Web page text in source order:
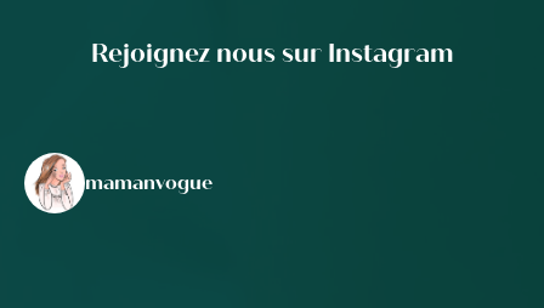
Rejoignez nous sur Instagram
mamanvogue